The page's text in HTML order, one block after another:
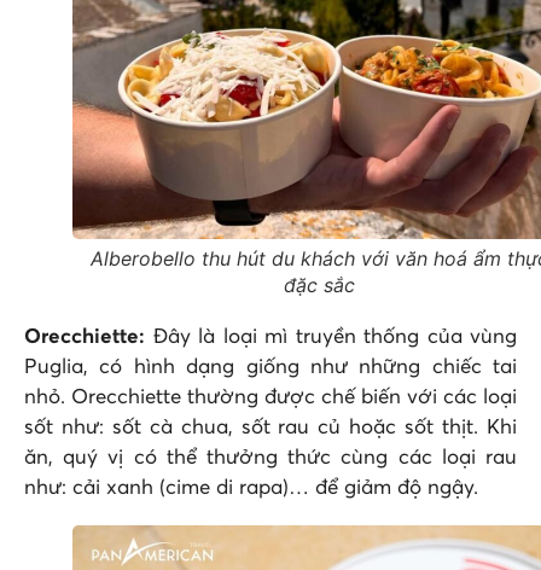
Alberobello thu hút du khách với văn hoá ẩm
đặc sắc
Orecchiette: Đây là loại mì truyền thống của vùng
Puglia, có hình dạng giống như những chiếc tai
nhỏ. Orecchiette thường được chế biến với các loại
sốt như: sốt cà chua, sốt rau củ hoặc sốt thịt. Khi
ăn, quý vị có thể thưởng thức cùng các loại rau
như: cải xanh (cime di rapa)… để giảm độ ngậy.